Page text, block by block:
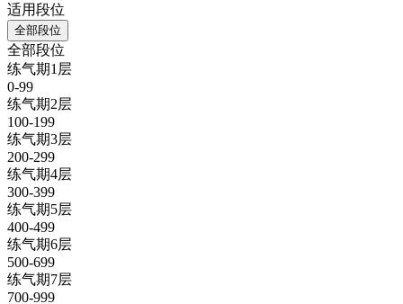
适用段位
全部段位
全部段位
练气期1层
0-99
练气期2层
100-199
练气期3层
200-299
练气期4层
300-399
练气期5层
400-499
练气期6层
500-699
练气期7层
700-999